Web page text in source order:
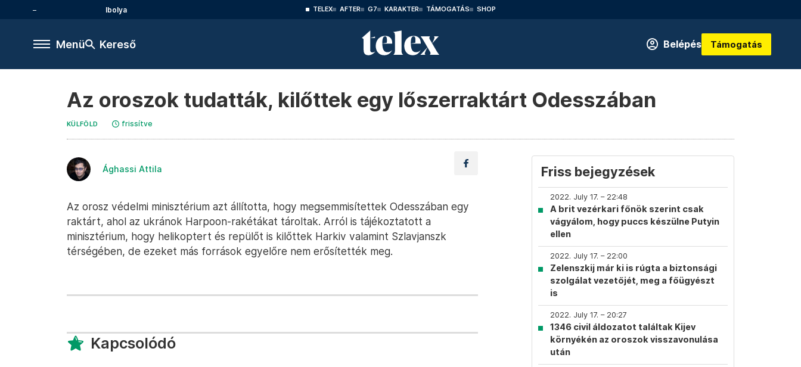
Ibolya TELEX AFTER G7 KARAKTER TÁMOGATÁS SHOP
Menü Kereső Belépés Támogatás
Az oroszok tudatták, kilőttek egy lőszerraktárt Odesszában
KÜLFÖLD frissítve
Ághassi Attila
Az orosz védelmi minisztérium azt állította, hogy megsemmisítettek Odesszában egy
raktárt, ahol az ukránok Harpoon-rakétákat tároltak. Arról is tájékoztatott a
minisztérium, hogy helikoptert és repülőt is kilőttek Harkiv valamint Szlavjanszk
térségében, de ezeket más források egyelőre nem erősítették meg.
Kapcsolódó
Friss bejegyzések
2022. July 17. – 22:48
A brit vezérkari főnök szerint csak
vágyálom, hogy puccs készülne Putyin
ellen
2022. July 17. – 22:00
Zelenszkij már ki is rúgta a biztonsági
szolgálat vezetőjét, meg a főügyészt
is
2022. July 17. – 20:27
1346 civil áldozatot találtak Kijev
környékén az oroszok visszavonulása
után